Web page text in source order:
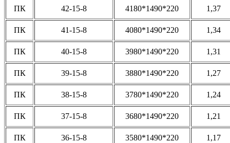
ПК 42-15-8 4180*1490*220 1,37
ПК 41-15-8 4080*1490*220 1,34
ПК 40-15-8 3980*1490*220 1,31
ПК 39-15-8 3880*1490*220 1,27
ПК 38-15-8 3780*1490*220 1,24
ПК 37-15-8 3680*1490*220 1,21
ПК 36-15-8 3580*1490*220 1,17